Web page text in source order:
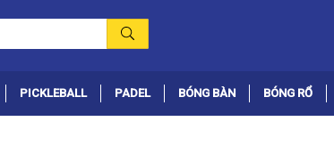
PICKLEBALL PADEL BÓNG BÀN BÓNG RỔ